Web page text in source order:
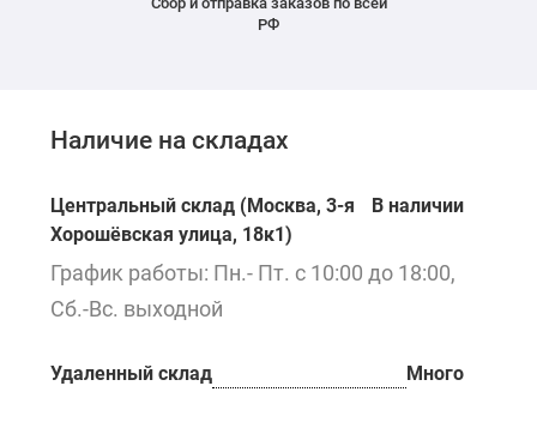
РФ
Наличие на складах
Центральный склад (Москва, 3-я
Хорошёвская улица, 18к1)
В наличии
График работы: Пн.- Пт. с 10:00 до 18:00,
Сб.-Вс. выходной
Удаленный склад Много